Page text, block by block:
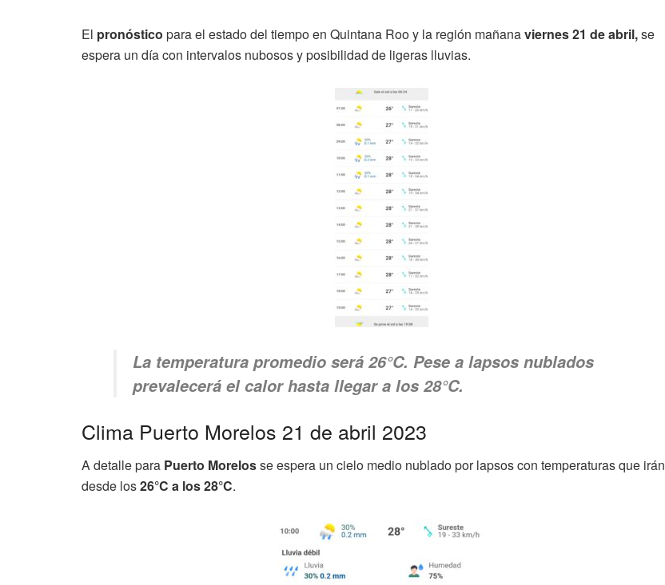
El pronóstico para el estado del tiempo en Quintana Roo y la región mañanaviernes 21 de abril,se
espera un día con intervalos nubosos y posibilidad de ligeras lluvias.
La temperatura promedio será 26°C. Pese a lapsos nublados
prevalecerá el calor hasta llegar a los 28°C.
Clima Puerto Morelos 21 de abril 2023
A detalle para Puerto Morelosse espera un cielo medio nublado por lapsos con temperaturas que irán
desde los26°C a los 28°C.